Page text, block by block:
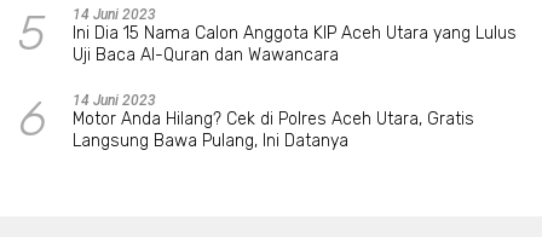
5 14 Juni 2023
Ini Dia 15 Nama Calon Anggota KIP Aceh Utara yang Lulus
Uji Baca Al-Quran dan Wawancara
6 14 Juni 2023
Motor Anda Hilang? Cek di Polres Aceh Utara, Gratis
Langsung Bawa Pulang, Ini Datanya